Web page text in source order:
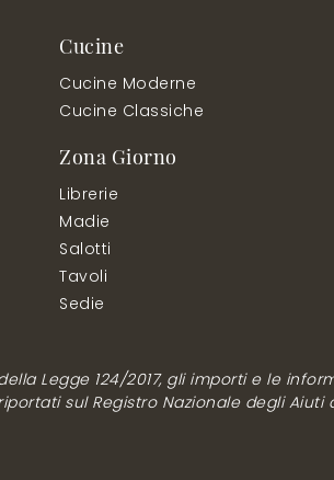
Cucine
Cucine Moderne
Cucine Classiche
Zona Giorno
Librerie
Madie
Salotti
Tavoli
Sedie
Legge 124/2017, gli importi e le
sul Registro Nazionale degli Aiuti